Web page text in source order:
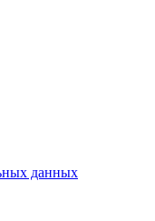
данных